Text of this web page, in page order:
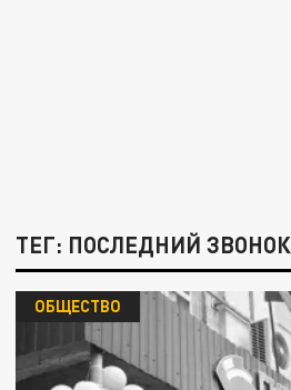
ТЕГ: ПОСЛЕДНИЙ ЗВОНОК
ОБЩЕСТВО